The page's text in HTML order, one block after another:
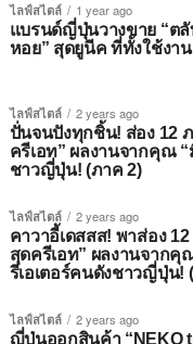
ไลฟ์สไตล์ 1 year ago
แบรนด์ญี่ปุ่นวางขาย “ต
หอย” สุดยูนีค ที่ทั้งใช้งา
ไลฟ์สไตล์ 2 years ago
ปั่นจนปังทุกชิ้น! ส่อง 12
ครีเอท” ผลงานจากคุณ “
ชาวญี่ปุ่น! (ภาค 2)
ไลฟ์สไตล์ 2 years ago
คาวาอี้เดสสส! พาส่อง
สุดครีเอท” ผลงานจากคุ
รีเอเตอร์คนดังชาวญี่ปุ่น!
ไลฟ์สไตล์ 2 years ago
ญี่ปุ่นออกสินค้า “NEKO